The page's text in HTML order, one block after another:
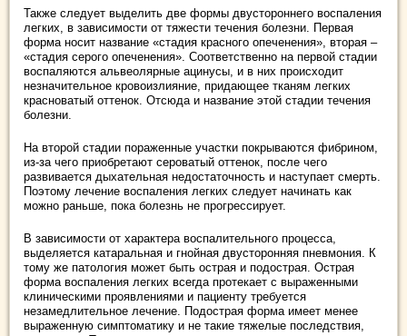
Также следует выделить две формы двустороннего воспаления
легких, в зависимости от тяжести течения болезни. Первая
форма носит название «стадия красного опеченения», вторая –
«стадия серого опеченения». Соответственно на первой стадии
воспаляются альвеолярные ацинусы, и в них происходит
незначительное кровоизлияние, придающее тканям легких
красноватый оттенок. Отсюда и название этой стадии течения
болезни.
На второй стадии пораженные участки покрываются фибрином,
из-за чего приобретают сероватый оттенок, после чего
развивается дыхательная недостаточность и наступает смерть.
Поэтому лечение воспаления легких следует начинать как
можно раньше, пока болезнь не прогрессирует.
В зависимости от характера воспалительного процесса,
выделяется катаральная и гнойная двусторонняя пневмония. К
тому же патология может быть острая и подострая. Острая
форма воспаления легких всегда протекает с выраженными
клиническими проявлениями и пациенту требуется
незамедлительное лечение. Подострая форма имеет менее
выраженную симптоматику и не такие тяжелые последствия,